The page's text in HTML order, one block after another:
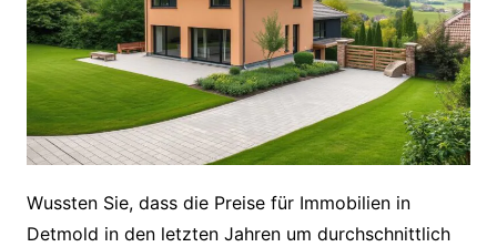
Wussten Sie, dass die Preise für Immobilien in
Detmold in den letzten Jahren um durchschnittlich